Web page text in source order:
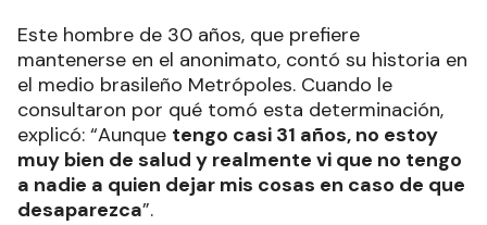
Este hombre de 30 años, que prefiere
mantenerse en el anonimato, contó su historia en
el medio brasileño Metrópoles. Cuando le
consultaron por qué tomó esta determinación,
explicó: “Aunque tengo casi 31 años, no estoy
muy bien de salud y realmente vi que no tengo
a nadie a quien dejar mis cosas en caso de que
desaparezca”.